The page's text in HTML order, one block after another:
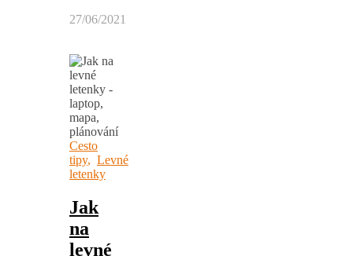
27/06/2021
Cesto
tipy, Levné
letenky
Jak
na
levné